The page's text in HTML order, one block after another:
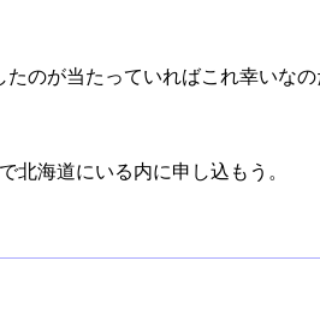
のが当たっていればこれ幸いな
北海道にいる内に申し込もう。